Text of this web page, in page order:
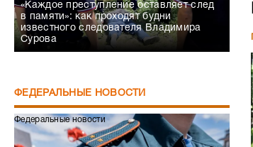
«Каждое преступление оставляет след
в памяти»: как проходят будни
известного следователя Владимира
Сурова
ФЕДЕРАЛЬНЫЕ НОВОСТИ
Федеральные новости